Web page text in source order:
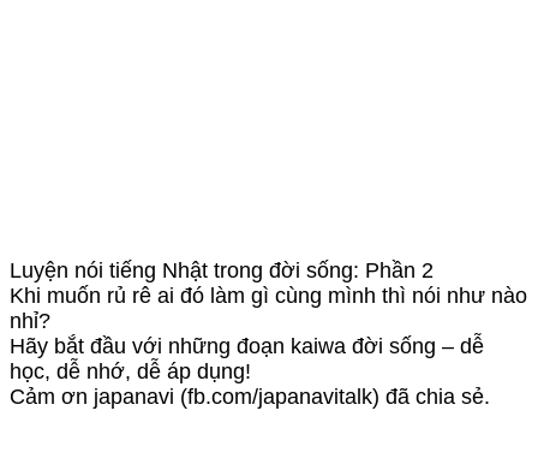
Luyện nói tiếng Nhật trong đời sống: Phần 2
Khi muốn rủ rê ai đó làm gì cùng mình thì nói như nào
nhỉ?
Hãy bắt đầu với những đoạn kaiwa đời sống – dễ
học, dễ nhớ, dễ áp dụng!
Cảm ơn japanavi (fb.com/japanavitalk) đã chia sẻ.